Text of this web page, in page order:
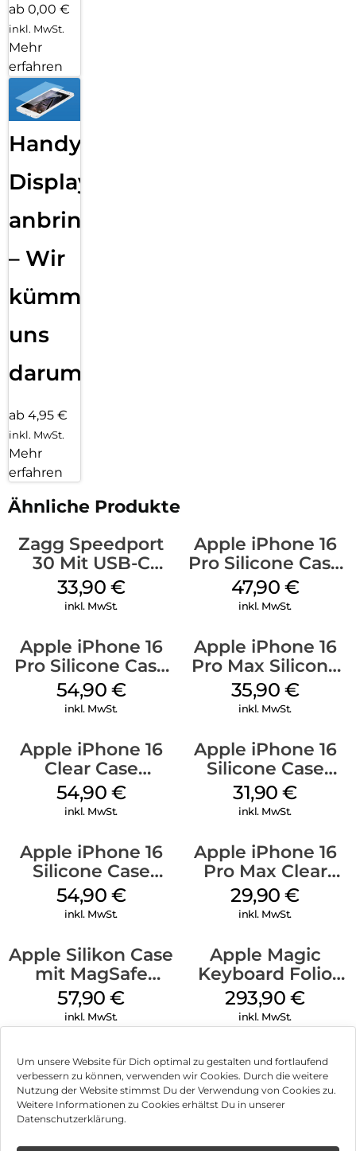
Um unsere Website für Dich optimal zu gestalten und fortlaufend
verbessern zu können, verwenden wir Cookies. Durch die weitere
Nutzung der Website stimmst Du der Verwendung von Cookies zu.
Weitere Informationen zu Cookies erhältst Du in unserer
Datenschutzerklärung.
ab 0,00 €
inkl. MwSt.
Mehr
erfahren
Handy
Displayfolie
anbringen
– Wir
kümmern
uns
darum!
ab 4,95 €
inkl. MwSt.
Mehr
erfahren
Ähnliche Produkte
Zagg Speedport
30 Mit USB-C
Kabel Weiß
33,90 €
inkl. MwSt.
Apple iPhone 16
Pro Silicone Case
MagSafe Denim
47,90 €
inkl. MwSt.
Apple iPhone 16
Pro Silicone Case
MagSafe Black
54,90 €
inkl. MwSt.
Apple iPhone 16
Pro Max Silicone
Case MagSafe
Denim
35,90 €
inkl. MwSt.
Apple iPhone 16
Clear Case
MagSafe
Transparent
54,90 €
inkl. MwSt.
Apple iPhone 16
Silicone Case
MagSafe Fuchsia
31,90€
inkl. MwSt.
Apple iPhone 16
Silicone Case
MagSafe Black
54,90 €
inkl. MwSt.
Apple iPhone 16
Pro Max Clear
Case MagSafe
Transparent
29,90€
inkl. MwSt.
Apple Silikon Case
mit MagSafe
iPhone 14 Pro
(PRODUCT)RED
57,90€
inkl. MwSt.
Apple Magic
Keyboard Folio
iPad 10.9″ (10.Gen.)
Weiß
293,90€
inkl. MwSt.
Impressum